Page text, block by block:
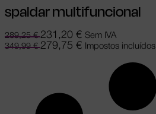
spaldar multifuncional
289,25€ 231,20 € Sem IVA
349,99€ 279,75 € Impostos incluídos